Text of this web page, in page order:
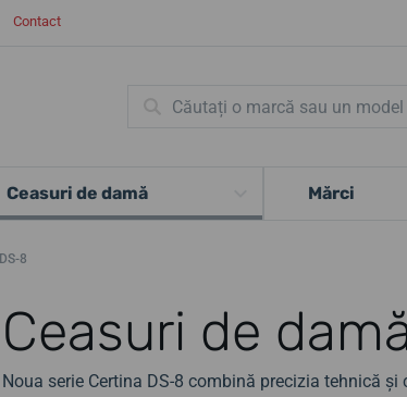
Contact
Ceasuri de damă Mărci
DS-8
Ceasuri de
Noua serie Certina DS-8 combină precizia tehnică